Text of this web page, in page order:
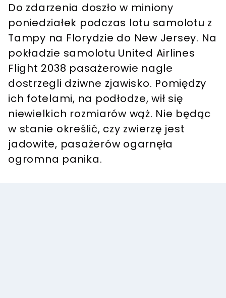
Do zdarzenia doszło w miniony
poniedziałek podczas lotu samolotu z
Tampy na Florydzie do New Jersey. Na
pokładzie samolotu United Airlines
Flight 2038 pasażerowie nagle
dostrzegli dziwne zjawisko. Pomiędzy
ich fotelami, na podłodze, wił się
niewielkich rozmiarów wąż. Nie będąc
w stanie określić, czy zwierzę jest
jadowite, pasażerów ogarnęła
ogromna panika.